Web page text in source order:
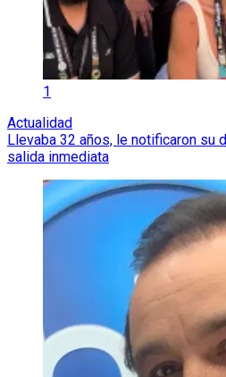
1
Actualidad
Llevaba 32 años, le notificaron su
salida inmediata